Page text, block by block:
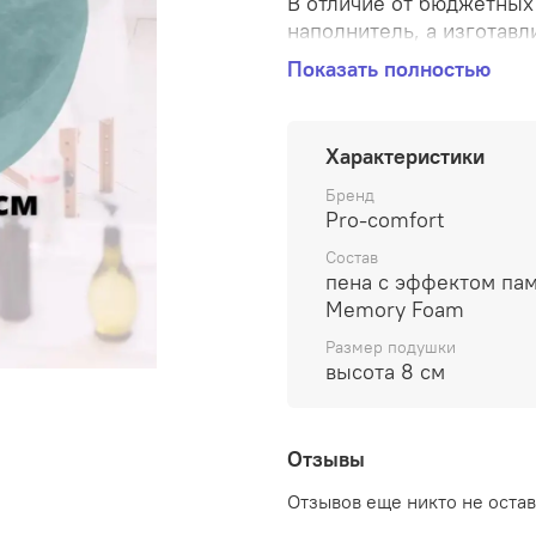
наполнитель, а
который имеет
превзошли все ожидания покупателей.
удобное положение. Чехол легко снимается для стирки. Подушка для
салона красоты.
Саму форму подушки
Показать полностью
Характеристики
Бренд
Pro-comfort
Состав
пена с эффектом
Memory Foam
Размер подушки
высота 8 см
Отзывы
Отзывов еще никто не